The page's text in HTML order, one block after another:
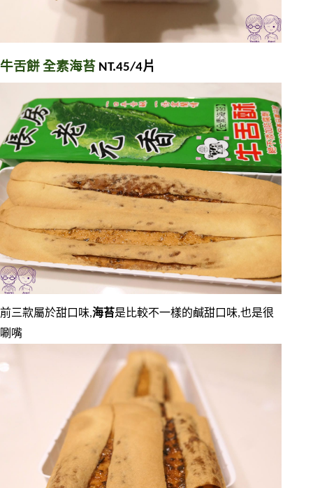
牛舌餅 全素海苔 NT.45/4片
前三款屬於甜口味,海苔是比較不一樣的鹹甜口味,也是很
唰嘴